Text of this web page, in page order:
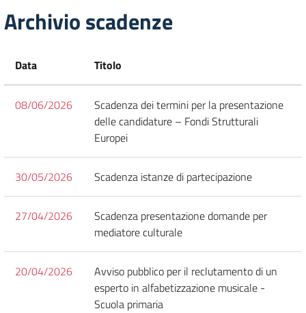
Archivio scadenze
Data Titolo
08/06/2026
Scadenza dei termini per la presentazione
delle candidature – Fondi Strutturali
Europei
30/05/2026 Scadenza istanze di partecipazione
27/04/2026
Scadenza presentazione domande per
mediatore culturale
20/04/2026
Avviso pubblico per il reclutamento di un
esperto in alfabetizzazione musicale -
Scuola primaria